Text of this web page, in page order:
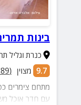
בינות
כנרת וגליל
9.7 מצוין (
89
מתחם צימרים
עם חדר אוכל